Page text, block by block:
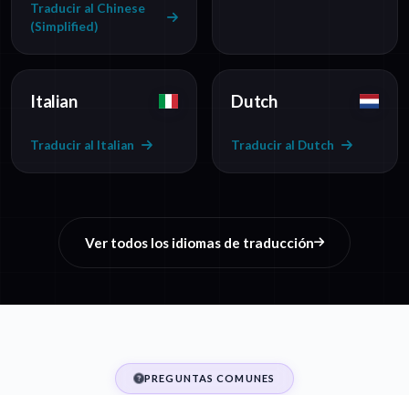
Traducir al Chinese
(Simplified)
Italian
Traducir al Italian
Dutch
Traducir al Dutch
Ver todos los idiomas de traducción
PREGUNTAS COMUNES